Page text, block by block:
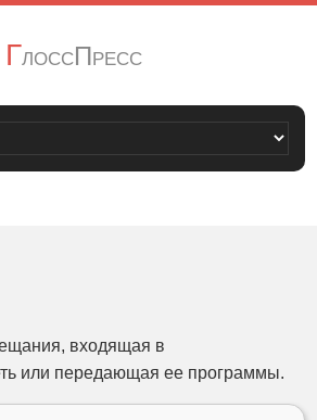
ГлоссПресс
входящая в
или передающая ее программы.